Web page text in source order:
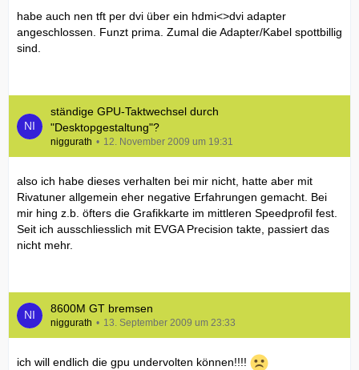
habe auch nen tft per dvi über ein hdmi<>dvi adapter
angeschlossen. Funzt prima. Zumal die Adapter/Kabel spottbillig
sind.
ständige GPU-Taktwechsel durch
"Desktopgestaltung"?
niggurath 12. November 2009 um 19:31
also ich habe dieses verhalten bei mir nicht, hatte aber mit
Rivatuner allgemein eher negative Erfahrungen gemacht. Bei
mir hing z.b. öfters die Grafikkarte im mittleren Speedprofil fest.
Seit ich ausschliesslich mit EVGA Precision takte, passiert das
nicht mehr.
8600M GT bremsen
niggurath 13. September 2009 um 23:33
ich will endlich die gpu undervolten können!!!!